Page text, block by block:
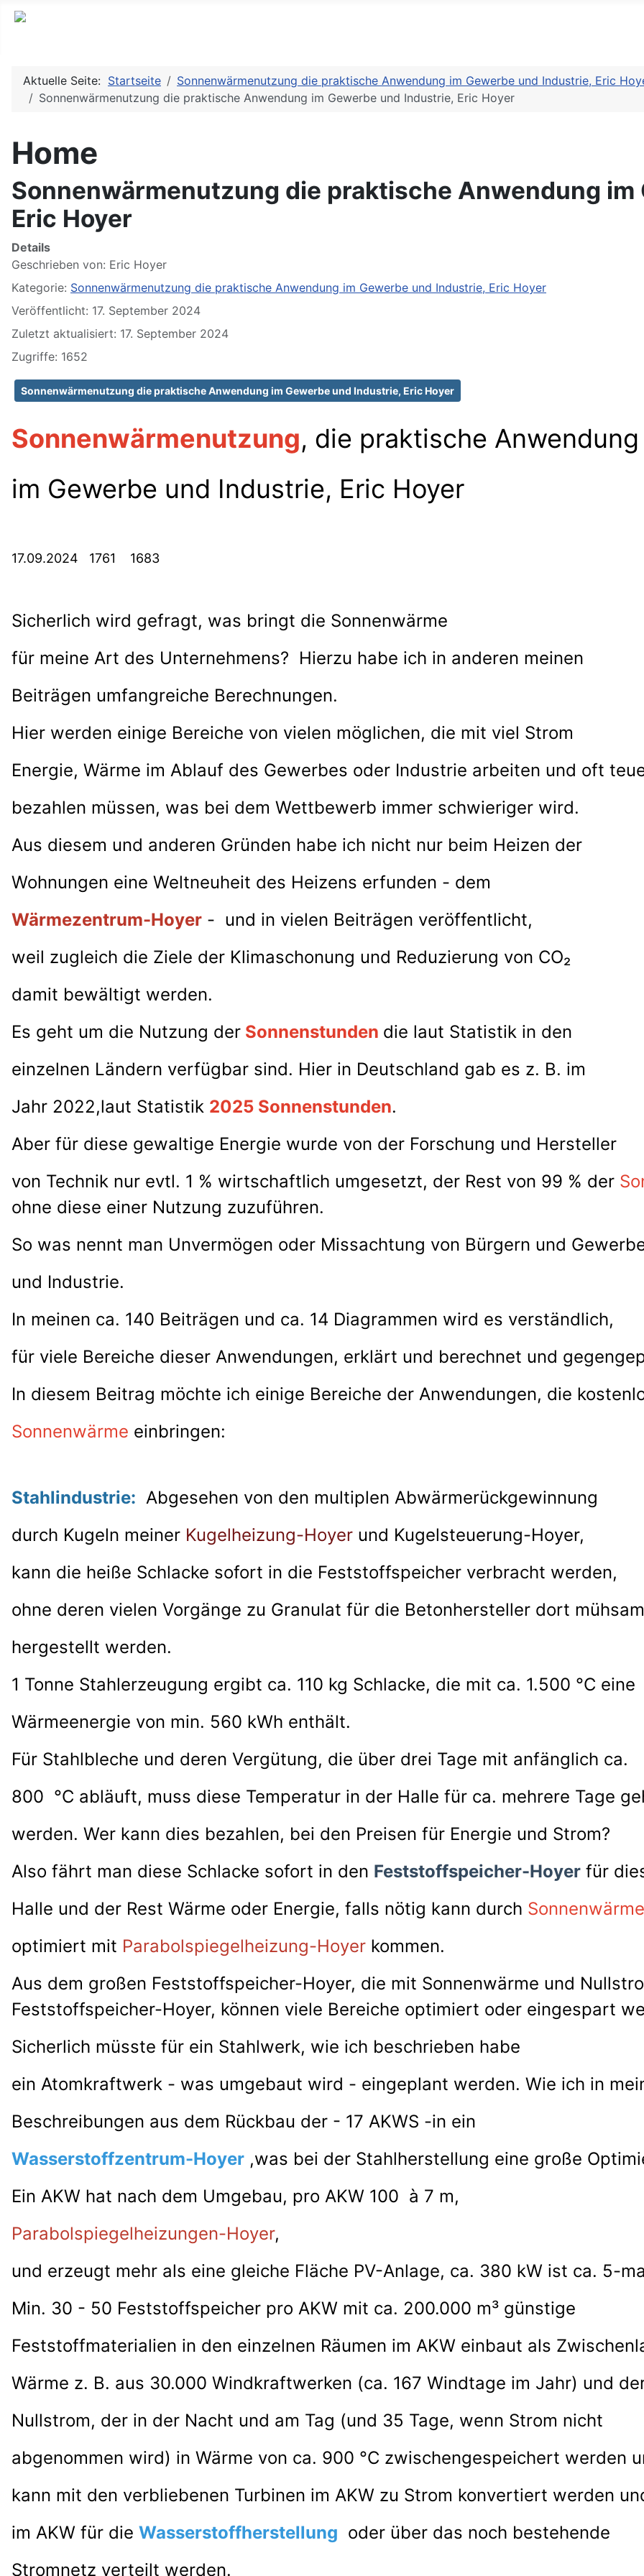
Aktuelle Seite: Startseite
Sonnenwärmenutzung die praktische Anwendung im Gewerbe und Industrie, Eric
Sonnenwärmenutzung die praktische Anwendung im Gewerbe und Industrie, Eric Hoyer
Home
Sonnenwärmenutzung die praktische Anwendung
Eric Hoyer
Details
Geschrieben von: Eric Hoyer
Kategorie: Sonnenwärmenutzung die praktische Anwendung im Gewerbe und Industrie, Eric Hoyer
Veröffentlicht: 17. September 2024
Zuletzt aktualisiert: 17. September 2024
Zugriffe: 1652
Sonnenwärmenutzung die praktische Anwendung im Gewerbe und Industrie, Eric Hoyer
Sonnenwärmenutzung, die praktische Anwendung
im Gewerbe und Industrie, Eric Hoyer
17.09.2024 1761 1683
Sicherlich wird gefragt, was bringt die Sonnenwärme
für meine Art des Unternehmens? Hierzu habe ich in anderen meinen
Beiträgen umfangreiche Berechnungen.
Hier werden einige Bereiche von vielen möglichen, die mit viel Strom
Energie, Wärme im Ablauf des Gewerbes oder Industrie arbeiten und oft
bezahlen müssen, was bei dem Wettbewerb immer schwieriger wird.
Aus diesem und anderen Gründen habe ich nicht nur beim Heizen der
Wohnungen eine Weltneuheit des Heizens erfunden - dem
Wärmezentrum-Hoyer - und in vielen Beiträgen veröffentlicht,
weil zugleich die Ziele der Klimaschonung und Reduzierung von CO₂
damit bewältigt werden.
Es geht um die Nutzung der Sonnenstunden die laut Statistik in den
einzelnen Ländern verfügbar sind. Hier in Deutschland gab es z. B. im
Jahr 2022,laut Statistik 2025 Sonnenstunden.
Aber für diese gewaltige Energie wurde von der Forschung und Hersteller
von Technik nur evtl. 1 % wirtschaftlich umgesetzt, der Rest von 99 % der
ohne diese einer Nutzung zuzuführen.
So was nennt man Unvermögen oder Missachtung von Bürgern und
und Industrie.
In meinen ca. 140 Beiträgen und ca. 14 Diagrammen wird es verständlich,
für viele Bereiche dieser Anwendungen, erklärt und berechnet und
In diesem Beitrag möchte ich einige Bereiche der Anwendungen, die
Sonnenwärme einbringen:
Stahlindustrie: Abgesehen von den multiplen Abwärmerückgewinnung
durch Kugeln meiner Kugelheizung-Hoyer und Kugelsteuerung-Hoyer,
kann die heiße Schlacke sofort in die Feststoffspeicher verbracht werden,
ohne deren vielen Vorgänge zu Granulat für die Betonhersteller dort mühsam
hergestellt werden.
1 Tonne Stahlerzeugung ergibt ca. 110 kg Schlacke, die mit ca. 1.500 °C eine
Wärmeenergie von min. 560 kWh enthält.
Für Stahlbleche und deren Vergütung, die über drei Tage mit anfänglich ca.
800 °C abläuft, muss diese Temperatur in der Halle für ca. mehrere Tage
werden. Wer kann dies bezahlen, bei den Preisen für Energie und Strom?
Also fährt man diese Schlacke sofort in den Feststoffspeicher-Hoyer für
Halle und der Rest Wärme oder Energie, falls nötig kann durch Sonnenwärme
optimiert mit Parabolspiegelheizung-Hoyer kommen.
Aus dem großen Feststoffspeicher-Hoyer, die mit Sonnenwärme und
Feststoffspeicher-Hoyer, können viele Bereiche optimiert oder eingespart
Sicherlich müsste für ein Stahlwerk, wie ich beschrieben habe
ein Atomkraftwerk - was umgebaut wird - eingeplant werden. Wie ich in
Beschreibungen aus dem Rückbau der - 17 AKWS -in ein
Wasserstoffzentrum-Hoyer ,was bei der Stahlherstellung eine große
Ein AKW hat nach dem Umgebau, pro AKW 100 à 7 m,
Parabolspiegelheizungen-Hoyer,
und erzeugt mehr als eine gleiche Fläche PV-Anlage, ca. 380 kW ist ca. 5-
Min. 30 - 50 Feststoffspeicher pro AKW mit ca. 200.000 m³ günstige
Feststoffmaterialien in den einzelnen Räumen im AKW einbaut als
Wärme z. B. aus 30.000 Windkraftwerken (ca. 167 Windtage im Jahr) und
Nullstrom, der in der Nacht und am Tag (und 35 Tage, wenn Strom nicht
abgenommen wird) in Wärme von ca. 900 °C zwischengespeichert werden
kann mit den verbliebenen Turbinen im AKW zu Strom konvertiert werden
im AKW für die Wasserstoffherstellung oder über das noch bestehende
Stromnetz verteilt werden.